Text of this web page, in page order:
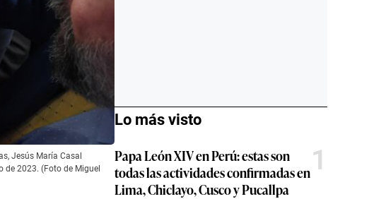
Jesús María Casal
de 2023. (Foto de Miguel
Lo más visto
Papa León XIV en Perú: estas son
todas las actividades confirmadas en
Lima, Chiclayo, Cusco y Pucallpa
1